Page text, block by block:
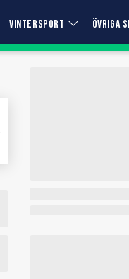
VINTERSPORT ÖVRIGA